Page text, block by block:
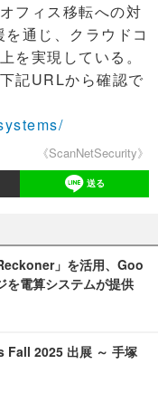
フィス移転への対
通じ、クラウドコ
を実現している。
記URLから確認で
《ScanNetSecurity》
送る
」を活用、Goo
電算システムが提供
Fall 2025 出展 ～ 手塚